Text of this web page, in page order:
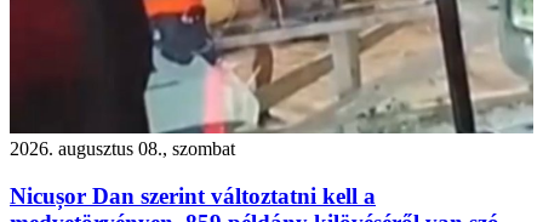
2026. augusztus 08., szombat
Nicușor Dan szerint változtatni kell a